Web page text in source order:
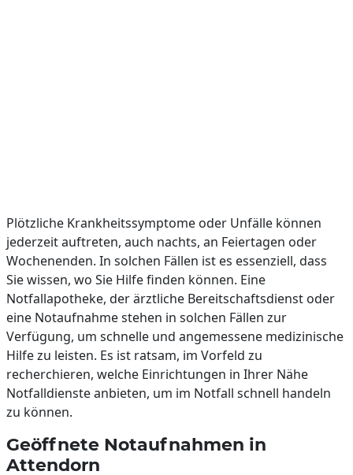
Plötzliche Krankheitssymptome oder Unfälle können
jederzeit auftreten, auch nachts, an Feiertagen oder
Wochenenden. In solchen Fällen ist es essenziell, dass
Sie wissen, wo Sie Hilfe finden können. Eine
Notfallapotheke, der ärztliche Bereitschaftsdienst oder
eine Notaufnahme stehen in solchen Fällen zur
Verfügung, um schnelle und angemessene medizinische
Hilfe zu leisten. Es ist ratsam, im Vorfeld zu
recherchieren, welche Einrichtungen in Ihrer Nähe
Notfalldienste anbieten, um im Notfall schnell handeln
zu können.
Geöffnete Notaufnahmen in
Attendorn